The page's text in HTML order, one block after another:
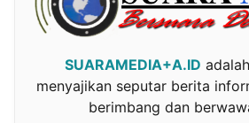
SUARAMEDIA+A.ID
menyajikan seputar berita
berimbang dan